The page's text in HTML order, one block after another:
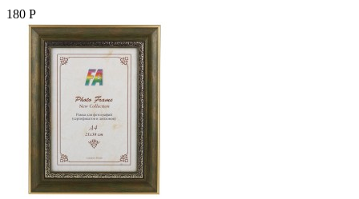
180 Р